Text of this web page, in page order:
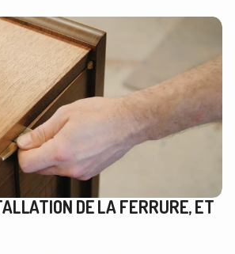
DE LA FERRURE, ET